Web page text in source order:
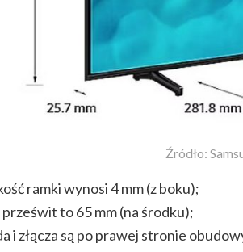
Źródło:
ramki wynosi 4 mm (z boku);
prześwit to 65 mm (na środku);
i złącza są po prawej stronie